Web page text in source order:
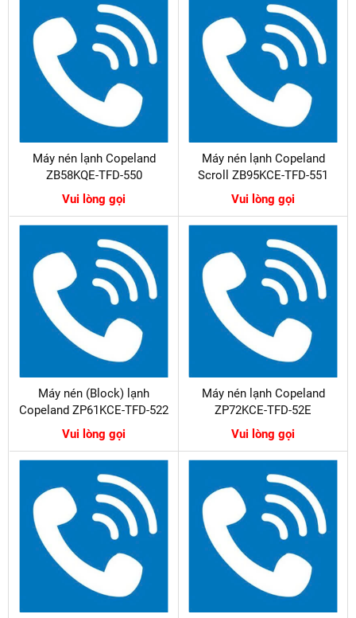
Máy nén lạnh Copeland
ZB58KQE-TFD-550
Vui lòng gọi
Máy nén lạnh Copeland
Scroll ZB95KCE-TFD-551
Vui lòng gọi
Máy nén (Block) lạnh
Copeland ZP61KCE-TFD-522
Vui lòng gọi
Máy nén lạnh Copeland
ZP72KCE-TFD-52E
Vui lòng gọi